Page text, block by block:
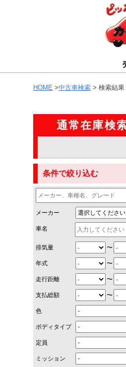
HOME >中古車検索 > 検索結果
通常在庫検
条件で絞り込む
メーカー
車名
排気量 〜
年式 〜
走行距離 〜
支払総額 〜
色
ボディタイプ
定員
ミッション